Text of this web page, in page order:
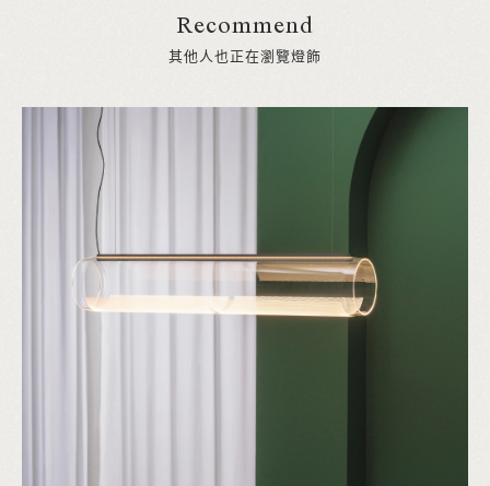
Recommend
其他人也正在瀏覽燈飾